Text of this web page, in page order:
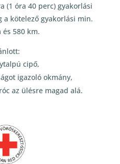
(1 óra 40 perc) gyakorlási
a kötelező gyakorlási min.
és 580 km.
cipő,
igazoló okmány,
az ülésre magad alá.